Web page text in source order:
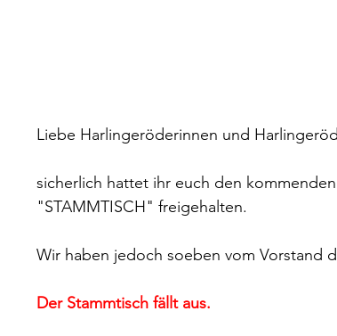
Liebe Harlingeröderinnen und
sicherlich hattet ihr euch den
"STAMMTISCH" freigehalten.
Wir haben jedoch soeben vom Vorstand
Der Stammtisch fällt aus.